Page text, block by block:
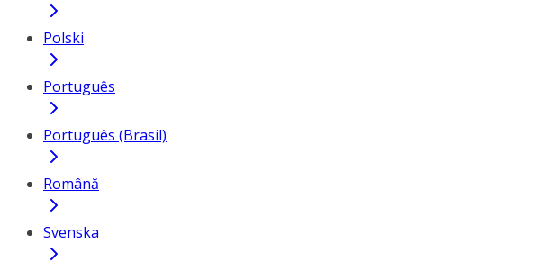
Polski
Português
Português (Brasil)
Română
Svenska